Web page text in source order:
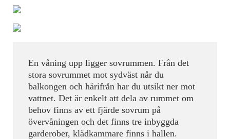
En våning upp ligger sovrummen. Från det
stora sovrummet mot sydväst når du
balkongen och härifrån har du utsikt ner mot
vattnet. Det är enkelt att dela av rummet om
behov finns av ett fjärde sovrum på
övervåningen och det finns tre inbyggda
garderober, klädkammare finns i hallen.